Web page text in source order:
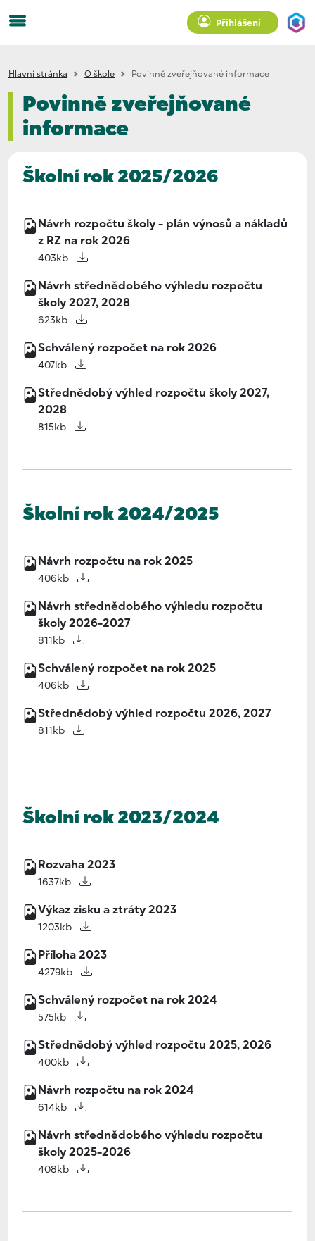
Přihlášení
Hlavní stránka O škole Povinně zveřejňované informace
Povinně zveřejňované
informace
Školní rok 2025/2026
Návrh rozpočtu školy - plán výnosů a nákladů
z RZ na rok 2026
403kb
Návrh střednědobého výhledu rozpočtu
školy 2027, 2028
623kb
Schválený rozpočet na rok 2026
407kb
Střednědobý výhled rozpočtu školy 2027,
2028
815kb
Školní rok 2024/2025
Návrh rozpočtu na rok 2025
406kb
Návrh střednědobého výhledu rozpočtu
školy 2026-2027
811kb
Schválený rozpočet na rok 2025
406kb
Střednědobý výhled rozpočtu 2026, 2027
811kb
Školní rok 2023/2024
Rozvaha 2023
1637kb
Výkaz zisku a ztráty 2023
1203kb
Příloha 2023
4279kb
Schválený rozpočet na rok 2024
575kb
Střednědobý výhled rozpočtu 2025, 2026
400kb
Návrh rozpočtu na rok 2024
614kb
Návrh střednědobého výhledu rozpočtu
školy 2025-2026
408kb